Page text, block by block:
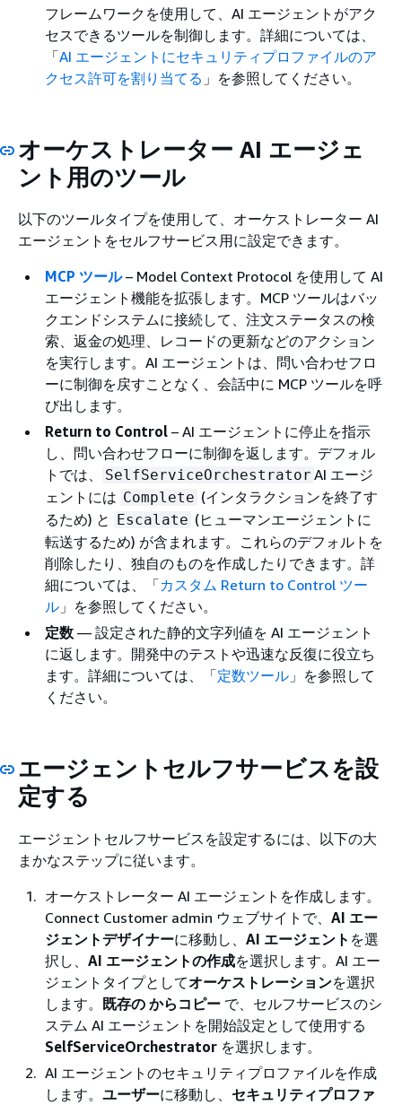
フレームワークを使用して、AI エージェントがアク
セスできるツールを制御します。詳細については、
「AI エージェントにセキュリティプロファイルのア
クセス許可を割り当てる 」を参照してください。
オーケストレーター AI エージェ
ント用のツール
以下のツールタイプを使用して、オーケストレーター AI
エージェントをセルフサービス用に設定できます。
MCP ツール– Model Context Protocol を使用して AI
エージェント機能を拡張します。MCP ツールはバッ
クエンドシステムに接続して、注文ステータスの検
索、返金の処理、レコードの更新などのアクション
を実行します。AI エージェントは、問い合わせフロ
ーに制御を戻すことなく、会話中に MCP ツールを呼
び出します。
Return to Control – AI エージェントに停止を指示
し、問い合わせフローに制御を返します。デフォル
トでは、
SelfServiceOrchestrator AI エージ
ェントには Complete (インタラクションを終了す
るため) と Escalate (ヒューマンエージェントに
転送するため) が含まれます。これらのデフォルトを
削除したり、独自のものを作成したりできます。詳
細については、「カスタム Return to Control ツー
ル 」を参照してください。
定数 — 設定された静的文字列値を AI エージェント
に返します。開発中のテストや迅速な反復に役立ち
ます。詳細については、「定数ツール 」を参照して
ください。
エージェントセルフサービスを設
定する
エージェントセルフサービスを設定するには、以下の大
まかなステップに従います。
オーケストレーター AI エージェントを作成します。
Connect Customer admin ウェブサイトで、 AI エー
ジェントデザイナーに移動し、 AI エージェント を選
択し、 AI エージェントの作成を選択します。AI エー
ジェントタイプとしてオーケストレーションを選択
します。 既存の からコピー で、セルフサービスのシ
ステム AI エージェントを開始設定として使用する
SelfServiceOrchestrator を選択します。
AI エージェントのセキュリティプロファイルを作成
します。 ユーザーに移動し、 セキュリティプロファ